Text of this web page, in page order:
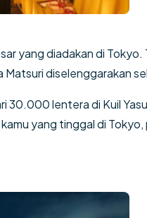
yang diadakan di
diselenggarakan
30.000 lentera di Kuil
yang tinggal di